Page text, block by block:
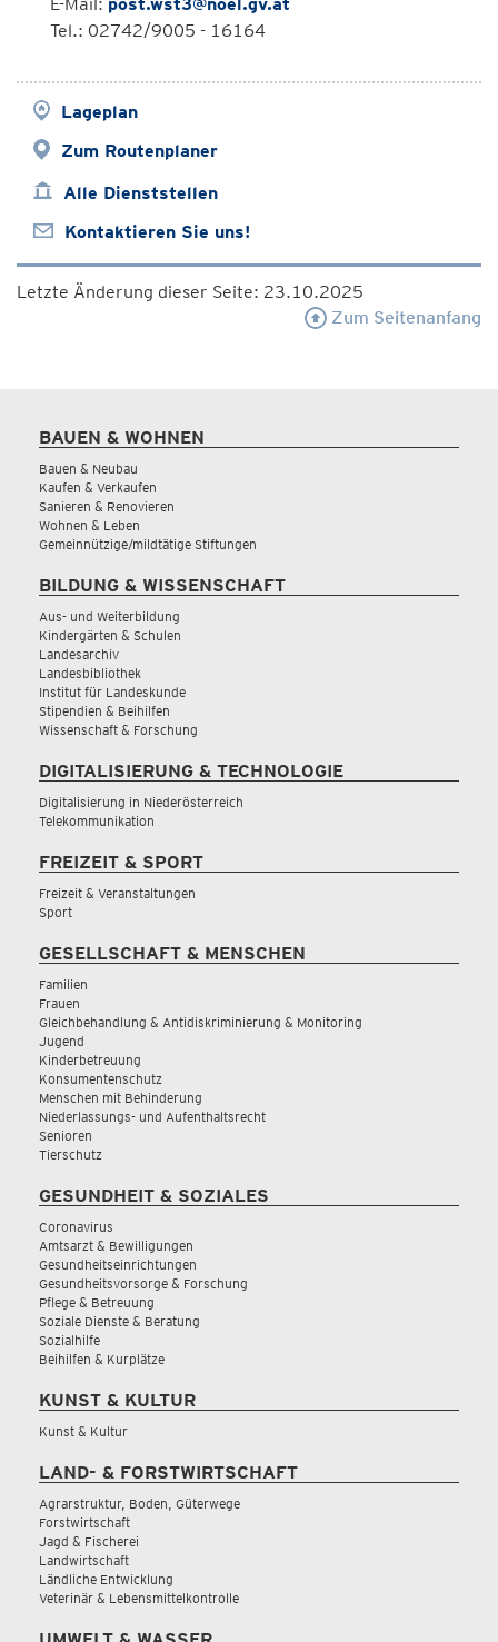
Tel.: 02742/9005 - 16164
Lageplan
Zum Routenplaner
Alle Dienststellen
Kontaktieren Sie uns!
Letzte Änderung dieser Seite: 23.10.2025
Zum Seitenanfang
BAUEN & WOHNEN
Bauen & Neubau
Kaufen & Verkaufen
Sanieren & Renovieren
Wohnen & Leben
Gemeinnützige/mildtätige Stiftungen
BILDUNG & WISSENSCHAFT
Aus- und Weiterbildung
Kindergärten & Schulen
Landesarchiv
Landesbibliothek
Institut für Landeskunde
Stipendien & Beihilfen
Wissenschaft & Forschung
DIGITALISIERUNG & TECHNOLOGIE
Digitalisierung in Niederösterreich
Telekommunikation
FREIZEIT & SPORT
Freizeit & Veranstaltungen
Sport
GESELLSCHAFT & MENSCHEN
Familien
Frauen
Gleichbehandlung & Antidiskriminierung & Monitoring
Jugend
Kinderbetreuung
Konsumentenschutz
Menschen mit Behinderung
Niederlassungs- und Aufenthaltsrecht
Senioren
Tierschutz
GESUNDHEIT & SOZIALES
Coronavirus
Amtsarzt & Bewilligungen
Gesundheitseinrichtungen
Gesundheitsvorsorge & Forschung
Pflege & Betreuung
Soziale Dienste & Beratung
Sozialhilfe
Beihilfen & Kurplätze
KUNST & KULTUR
Kunst & Kultur
LAND- & FORSTWIRTSCHAFT
Agrarstruktur, Boden, Güterwege
Forstwirtschaft
Jagd & Fischerei
Landwirtschaft
Ländliche Entwicklung
Veterinär & Lebensmittelkontrolle